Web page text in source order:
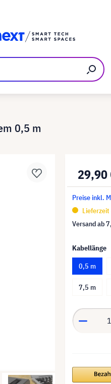
0,5 m
Preise inkl.
Versand ab
Kabellänge
0,5 m
7,5 m